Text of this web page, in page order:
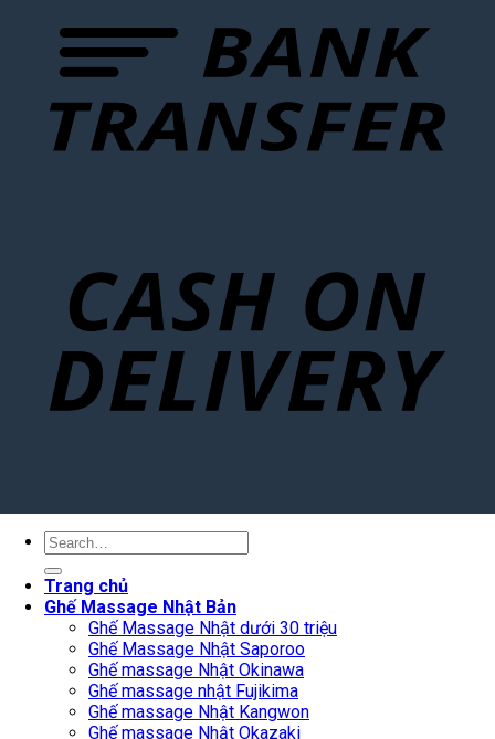
Search
Trang chủ
Ghế Massage Nhật Bản
Ghế Massage Nhật dưới 30 triệu
Ghế Massage Nhật Saporoo
Ghế massage Nhật Okinawa
Ghế massage nhật Fujikima
Ghế massage Nhật Kangwon
Ghế massage Nhật Okazaki